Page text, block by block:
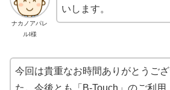
ナカノアパレ
ルI様
いします。
今回は貴重なお時間ありがとうご
た。今後とも「 B-Touch 」のご利用